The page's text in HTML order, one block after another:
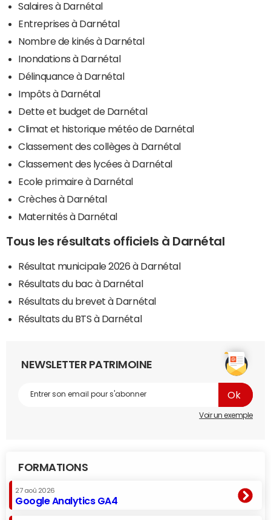
Salaires à Darnétal
Entreprises à Darnétal
Nombre de kinés à Darnétal
Inondations à Darnétal
Délinquance à Darnétal
Impôts à Darnétal
Dette et budget de Darnétal
Climat et historique météo de Darnétal
Classement des collèges à Darnétal
Classement des lycées à Darnétal
Ecole primaire à Darnétal
Crèches à Darnétal
Maternités à Darnétal
Tous les résultats officiels à Darnétal
Résultat municipale 2026 à Darnétal
Résultats du bac à Darnétal
Résultats du brevet à Darnétal
Résultats du BTS à Darnétal
NEWSLETTER PATRIMOINE
Voir un exemple
FORMATIONS
27 aoû 2026
Google Analytics GA4